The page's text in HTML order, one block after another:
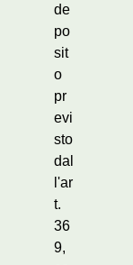
de
po
sit
o
pr
evi
sto
dal
l'ar
t.
36
9,